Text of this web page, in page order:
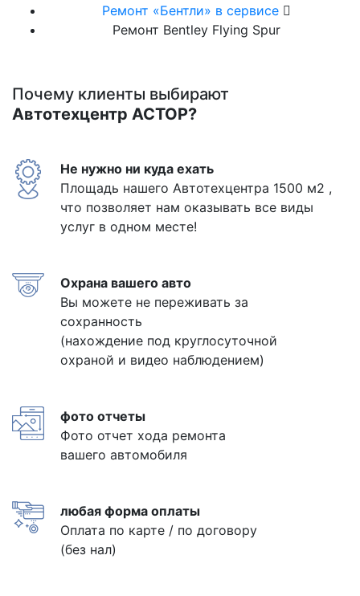
Ремонт «Бентли» в сервисе
Ремонт Bentley Flying Spur
Почему клиенты выбирают
Автотехцентр АСТОР?
Не нужно ни куда ехать
Площадь нашего Автотехцентра 1500 м2 ,
что позволяет нам оказывать все виды
услуг в одном месте!
Охрана вашего авто
Вы можете не переживать за
сохранность
(нахождение под круглосуточной
охраной и видео наблюдением)
фото отчеты
Фото отчет хода ремонта
вашего автомобиля
любая форма оплаты
Оплата по карте / по договору
(без нал)